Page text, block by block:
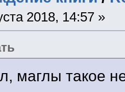
2018, 14:57 »
маглы такое